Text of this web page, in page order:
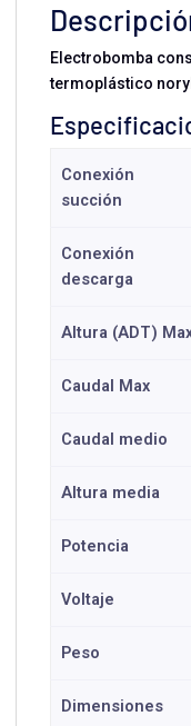
Electrobomba
termoplástico
Conexión
succión
Conexión
descarga
Altura (ADT)
Caudal Max
Caudal medio
Altura media
Potencia
Voltaje
Peso
Dimensiones